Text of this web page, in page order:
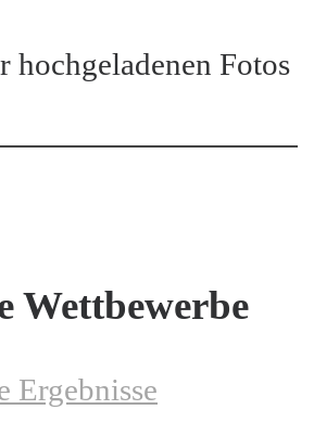
hochgeladenen Fotos
Wettbewerbe
Ergebnisse